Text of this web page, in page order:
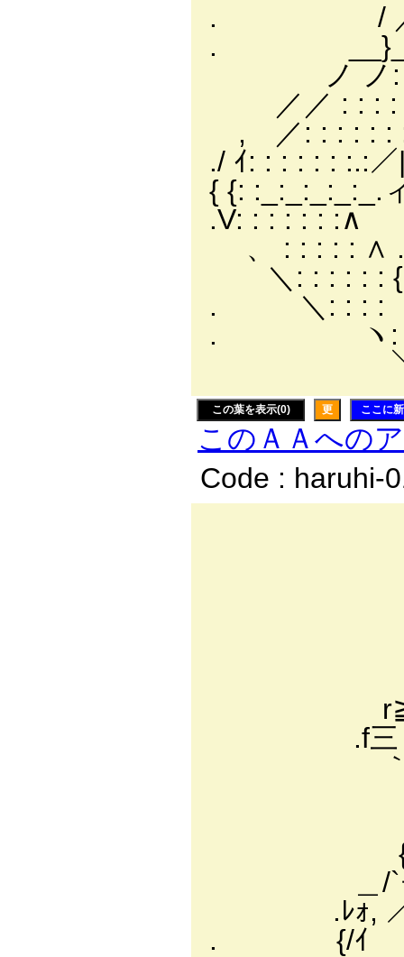
. / ／: : : :
.
ノ ノ: : : :
／／ : : : :
, ／: : : : : :
./ ｲ: : : : : :
{ {:
.V: : : : : :
、 : : : : : ∧
＼: : : : : :
. ＼: : : :
. ヽ: : : : ﾉ
＼:./:/ /:
この葉を表示(0) 更 ここに
このＡＡへの
Code : haruhi-
r≧==ィ
.f三 {: /: :
｀￣￣ 〕
{: : : : : /
＿/`￢彳
.ﾚｫ, ／ヽ
. {/ｲ